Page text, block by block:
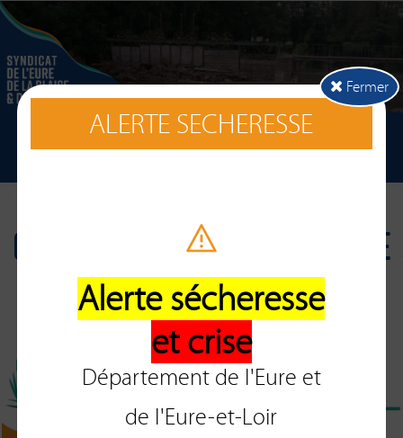
Embâcles
QUE FAIRE EN CAS D'EMBACLE
EN RIVIERE ?
Fermer
ALERTE SECHERESSE
Alerte sécheresse
et crise
Département de l'Eure et
de l'Eure-et-Loir